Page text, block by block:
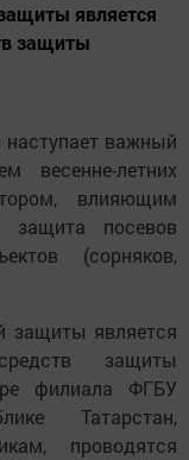
является
защиты
наступает важный
весенне-летних
влияющим
защита посевов
(сорняков,
защиты является
защиты
филиала ФГБУ
Татарстан,
проводятся